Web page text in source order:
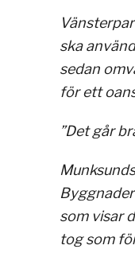
ska
sedan
för ett
”Det går
som visar
tog som